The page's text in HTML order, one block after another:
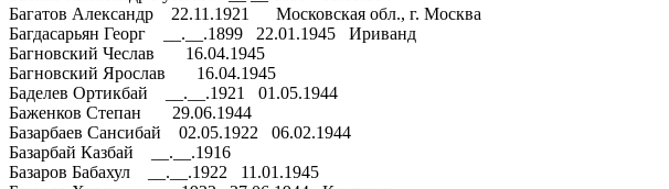
Багатов Александр 22.11.1921 Московская обл., г. Москва
Багдасарьян Георг __.__.1899 22.01.1945 Ириванд
Багновский Чеслав 16.04.1945
Багновский Ярослав 16.04.1945
Баделев Ортикбай __.__.1921 01.05.1944
Баженков Степан 29.06.1944
Базарбаев Сансибай 02.05.1922 06.02.1944
Базарбай Казбай __.__.1916
Базаров Бабахул __.__.1922 11.01.1945